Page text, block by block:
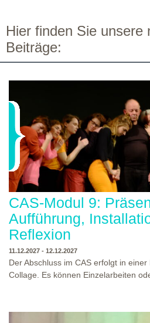
Hier finden Sie unsere
Beiträge:
CAS-Modul 9:
Aufführung,
Reflexion
11.12.2027 - 12.12.2027
Der Abschluss im CAS erfolgt in
Collage. Es können Einzelarbeiten
Ausbildungsprogramm zu erleben.